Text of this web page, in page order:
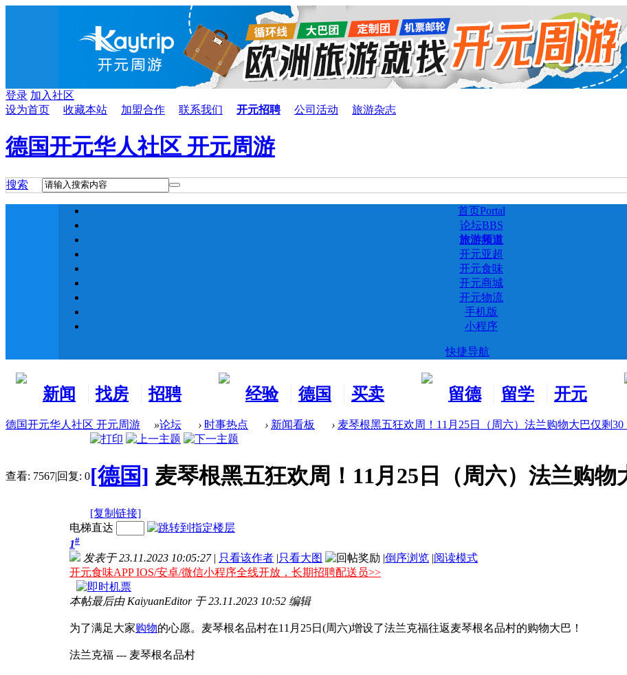
登录 加入社区
设为首页
收藏本站 加盟合作 联系我们 开元招聘 公司活动 旅游杂志
德国开元华人社区 开元周游
搜索
首页Portal
论坛BBS
旅游频道
开元亚超
开元食味
开元商城
开元物流
手机版
小程序
快捷导航
新闻
找房
招聘
经验
分享
德国
买卖
留德
留学
德国
开元
交友
德国开元华人社区 开元周游 »论坛 › 时事热点 › 新闻看板 › 麦琴根黑五狂欢周！11月25日（周六）法兰购物大巴仅剩30
查看: 7567|回复: 0[德国] 麦琴根黑五狂欢周！11月25日（周六）法兰购物
[复制链接]
电梯直达
1#
发表于 23.11.2023 10:05:27 | 只看该作者 |只看大图 |倒序浏览 |阅读模式
开元食味APP IOS/安卓/微信小程序全线开放，长期招聘配送员>>
本帖最后由 KaiyuanEditor 于 23.11.2023 10:52 编辑
为了满足大家购物的心愿。麦琴根名品村在11月25日(周六)增设了法兰克福往返麦琴根名品村的购物大巴！
法兰克福 --- 麦琴根名品村